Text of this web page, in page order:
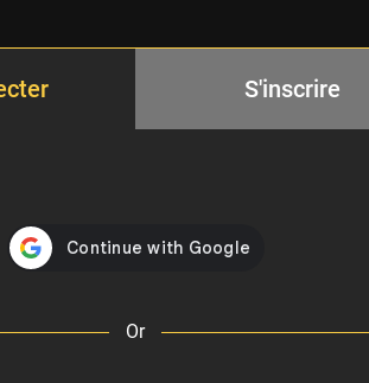
S'inscrire
Or